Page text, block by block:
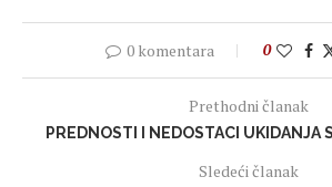
0 komentara 0
Prethodni članak
PREDNOSTI I NEDOSTACI UKIDANJA
Sledeći članak